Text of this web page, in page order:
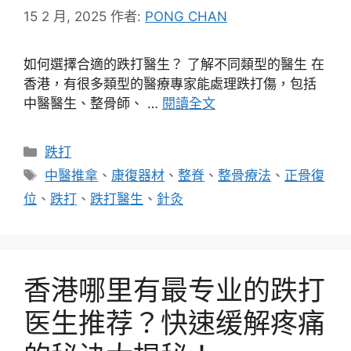
15 2 月, 2025 作者: PONG CHAN
如何選擇合適的跌打醫生？ 了解不同類型的醫生 在
香港，有很多類型的醫療專家能處理跌打傷，包括
中醫醫生、整骨師、 … 閱讀全文
分
類
跌打
標
籤
中醫推拿 、 康復器材 、整脊 、整骨療法 、 正骨復
位 、 跌打 、 跌打醫生 、 針灸
香港哪里有最专业的跌打
医生推荐？快速缓解疼痛